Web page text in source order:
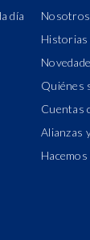
día
Nosotros
Historias
Quiénes
Cuentas
Alianzas